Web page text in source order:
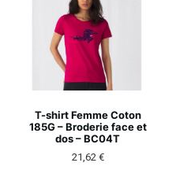
T-shirt Femme Coton
185G – Broderie face et
dos – BC04T
21,62 €